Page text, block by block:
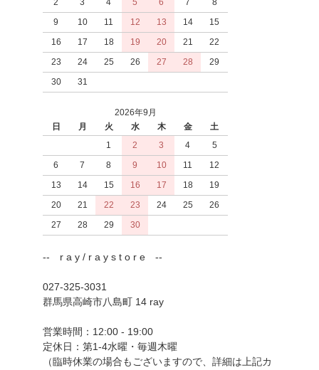
2
3 4 5 6 7
8
9
10 11 12 13 14
15
16
17 18 19 20 21
22
23
24 25 26 27 28
29
30
31
2026年9月
日
月 火 水 木 金
土
1
2 3 4
5
6
7 8 9 10 11
12
13
14 15 16 17 18
19
20
21 22 23 24 25
26
27
28 29 30
-- r a y / r a y s t o r e --
027-325-3031
群馬県高崎市八島町 14 ray
営業時間：12:00 - 19:00
定休日：第1-4水曜・毎週木曜
（臨時休業の場合もございますので、詳細は上記カ